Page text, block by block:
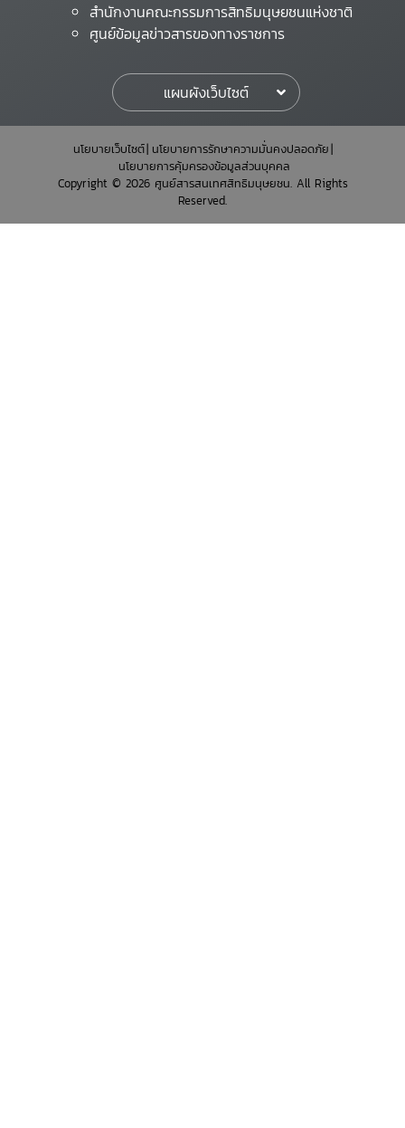
สำนักงานคณะกรรมการสิทธิมนุษยชนแห่งชาติ
ศูนย์ข้อมูลข่าวสารของทางราชการ
แผนผังเว็บไซต์
นโยบายเว็บไซต์ นโยบายการรักษาความมั่นคงปลอดภัย
นโยบายการคุ้มครองข้อมูลส่วนบุคคล
Copyright © 2026 ศูนย์สารสนเทศสิทธิมนุษยชน. All Rights
Reserved.